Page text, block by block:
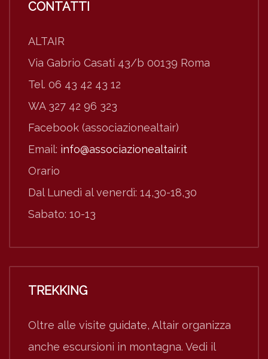
CONTATTI
ALTAIR
Via Gabrio Casati 43/b 00139 Roma
Tel. 06 43 42 43 12
WA 327 42 96 323
Facebook (associazionealtair)
Email: info@associazionealtair.it
Orario
Dal Lunedì al venerdì: 14,30-18,30
Sabato: 10-13
TREKKING
Oltre alle visite guidate, Altair organizza
anche escursioni in montagna. Vedi il